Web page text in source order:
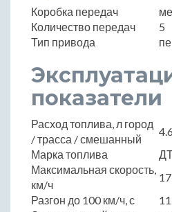
Коробка передач
Количество передач
5
Тип привода
показатели
Расход топлива, л город
/ трасса / смешанный
Марка топлива
Максимальная скорость,
км/ч
Разгон до 100 км/ч, с